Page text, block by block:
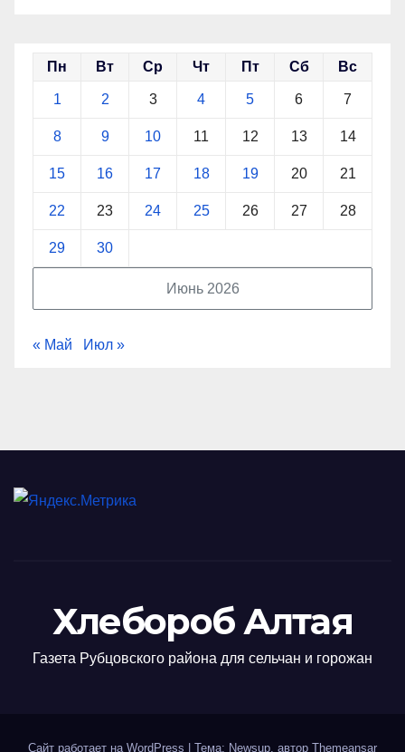
Июнь 2026
Пн Вт Ср Чт Пт Сб Вс
1 2 3 4 5 6 7
8 9 10 11 12 13 14
15 16 17 18 19 20 21
22 23 24 25 26 27 28
29 30
« Май Июл »
Хлебороб Алтая
Газета Рубцовского района для сельчан и горожан
Сайт работает на WordPress | Тема: Newsup, автор Themeansar